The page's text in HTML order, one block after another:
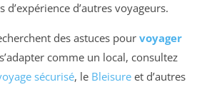
d’autres voyageurs.
des astuces pour voyager
comme un local, consultez
sécurisé, le Bleisure et d’autres